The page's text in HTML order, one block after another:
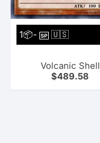
1📦-SP 🇺🇸
Volcanic Shell
$489.58